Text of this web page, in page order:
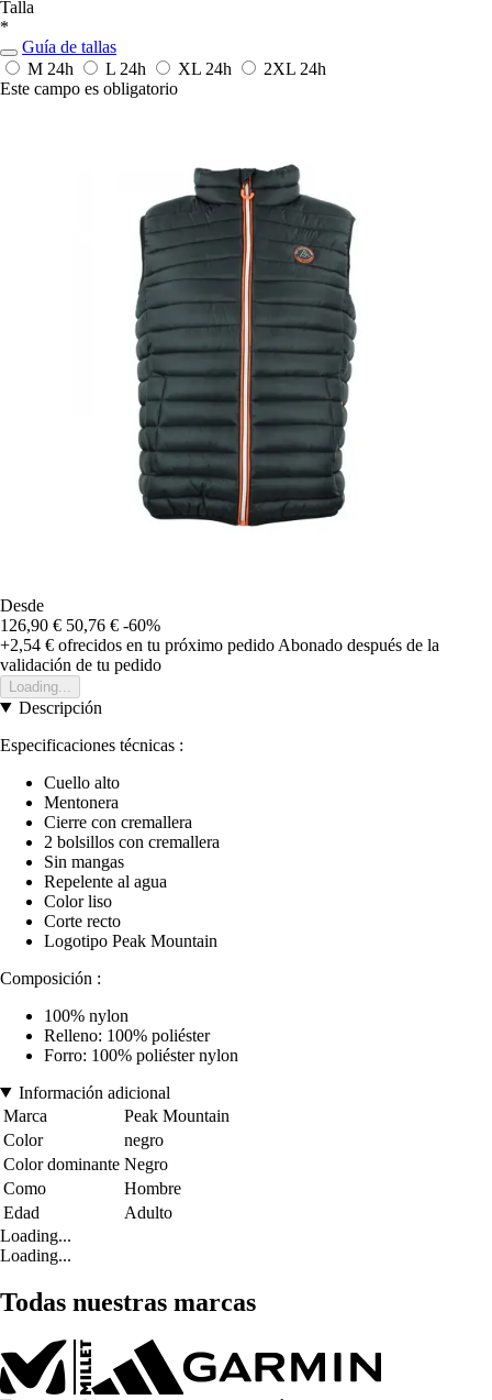
Talla
*
Guía de tallas
M 24h L 24h XL 24h 2XL 24h
Este campo es obligatorio
Desde
126,90 € 50,76 € -60%
+2,54 € ofrecidos en tu próximo pedido Abonado después de la
validación de tu pedido
Loading...
Descripción
Especificaciones técnicas :
Cuello alto
Mentonera
Cierre con cremallera
2 bolsillos con cremallera
Sin mangas
Repelente al agua
Color liso
Corte recto
Logotipo Peak Mountain
Composición :
100% nylon
Relleno: 100% poliéster
Forro: 100% poliéster nylon
Información adicional
Marca
Peak Mountain
Color
negro
Color dominante Negro
Como
Hombre
Edad
Adulto
Loading...
Loading...
Todas nuestras marcas